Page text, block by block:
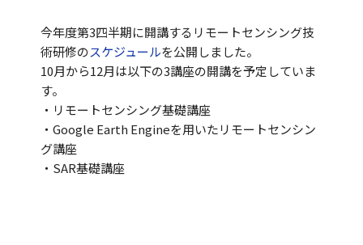
今年度第3四半期に開講するリモートセンシング技
術研修のスケジュールを公開しました。
10月から12月は以下の3講座の開講を予定していま
す。
・リモートセンシング基礎講座
・Google Earth Engineを用いたリモートセンシン
グ講座
・SAR基礎講座